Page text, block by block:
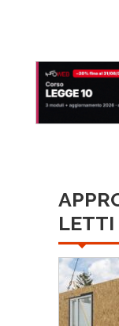
LETTI